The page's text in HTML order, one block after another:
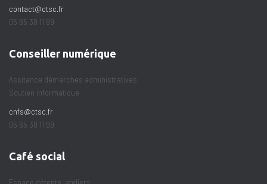
contact@ctsc.fr
05 65 30 11 99
Conseiller numérique
Assitance démarches administratives
Soutien informatique
cnfs@ctsc.fr
05 65 30 11 99
Café social
Espace détente, ateliers,